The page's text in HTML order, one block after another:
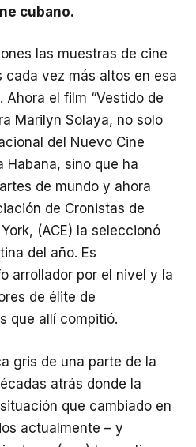
cubano.
las muestras de cine
cada vez más altos en esa
el film “Vestido de
Marilyn Solaya, no solo
del Nuevo Cine
Habana, sino que ha
de mundo y ahora
de Cronistas de
(ACE) la seleccionó
del año. Es
arrollador por el nivel y la
de élite de
que allí compitió.
gris de una parte de la
atrás donde la
que cambiado en
actualmente – y